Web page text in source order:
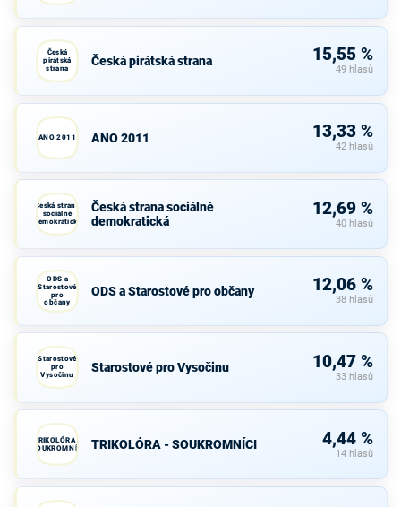
Česká
pirátská
strana
Česká pirátská strana 15,55 %
49 hlasů
ANO 2011 ANO 2011 13,33 %
42 hlasů
Česká strana
sociálně
demokratická
Česká strana sociálně
demokratická
12,69 %
40 hlasů
ODS a
Starostové
pro
občany
ODS a Starostové pro občany 12,06 %
38 hlasů
Starostové
pro
Vysočinu
Starostové pro Vysočinu 10,47 %
33 hlasů
TRIKOLÓRA -
SOUKROMNÍCI
TRIKOLÓRA - SOUKROMNÍCI 4,44 %
14 hlasů